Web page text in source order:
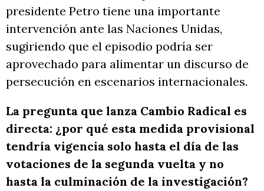
presidente Petro tiene una importante
intervención ante las Naciones Unidas,
sugiriendo que el episodio podría ser
aprovechado para alimentar un discurso de
persecución en escenarios internacionales.
La pregunta que lanza Cambio Radical es
directa: ¿por qué esta medida provisional
tendría vigencia solo hasta el día de las
votaciones de la segunda vuelta y no
hasta la culminación de la investigación?